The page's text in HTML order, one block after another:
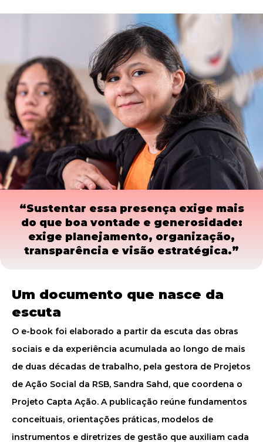
“Sustentar essa presença exige mais
do que boa vontade e generosidade:
exige planejamento, organização,
transparência e visão estratégica.”
Um documento que nasce da
escuta
O e-book foi elaborado a partir da escuta das obras
sociais e da experiência acumulada ao longo de mais
de duas décadas de trabalho, pela gestora de Projetos
de Ação Social da RSB, Sandra Sahd, que coordena o
Projeto Capta Ação. A publicação reúne fundamentos
conceituais, orientações práticas, modelos de
instrumentos e diretrizes de gestão que auxiliam cada